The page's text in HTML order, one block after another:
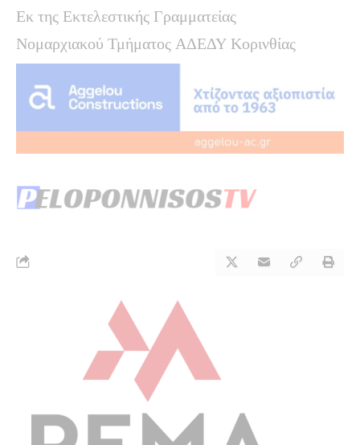
Εκ της Εκτελεστικής Γραμματείας
Νομαρχιακού Τμήματος ΑΔΕΔΥ Κορινθίας